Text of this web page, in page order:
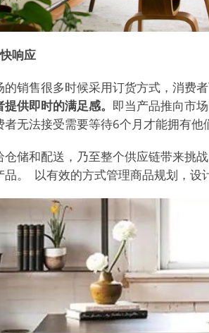
快响应
的销售很多时候采用订货方式，消费
供即时的满足感。 即当产品推向市
者无法接受需要等待6个月才能拥有他
仓储和配送，乃至整个供应链带来挑
品。 以有效的方式管理商品规划，设